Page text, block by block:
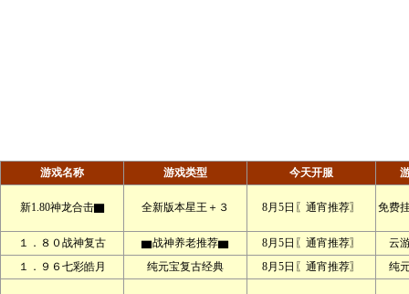
游戏名称 游戏类型 今天开服
新1.80神龙合击▇ 全新版本星王＋３ 8月5日〖通宵推荐〗 免费
１．８０战神复古 ▆战神养老推荐▆ 8月5日〖通宵推荐〗
云
１．９６七彩皓月
纯元宝复古经典 8月5日〖通宵推荐〗 纯